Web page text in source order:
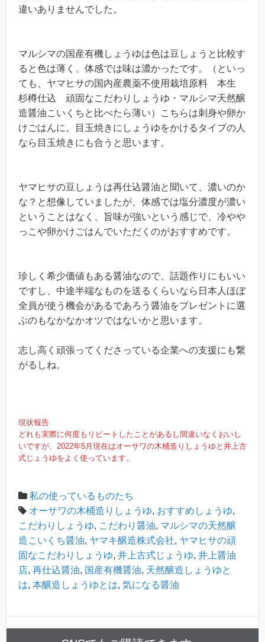
違いありませんでした。
マルシマの国産有機しょうゆは色は豆しょうと比較す
ると色は薄く、体感では味は濃かったです。（といっ
ても、ヤマヒサの国内産農薬不使用栽培原料 本生
杉樽仕込 頑固なこだわりしょうゆ・マルシマ天然醸
造醤油こいくちと比べたら薄い）こちらは刺身や卵か
けごはんに。目玉焼きにしょうゆをかけるタイプの人
なら目玉焼きにも合うと思います。
ヤマヒサの豆しょうは再仕込醤油と聞いて、濃いのか
な？と想像していましたが、体感では塩分濃度が濃い
ということはなく、旨味が強いという感じで、冷やや
っこや卵かけごはんでいただくのがおすすめです。
珍しく希少価値もある醤油なので、話題作りにもいい
ですし、中途半端なものを送るくらいなら日本人ほぼ
全員が使う機会があるであろう醤油をプレゼントに選
ぶのもなかなかオツではないかと思います。
志し高く頑張ってくださっている企業への支援にも繋
がるしね。
現状報告
どれも実際に何度もリピートしたことがあるし間違いなくおいし
いですが、2022年5月現在はオーサワの木桶造りしょうゆと井上古
式じょうゆをよく使っています。
私の使っているものたち
オーサワの木桶造りしょうゆ, おすすめしょうゆ,
こだわりしょうゆ, こだわり醤油, マルシマの天然醸
造こいくち醤油, ヤマキ醸造株式会社, ヤマヒサの頑
固なこだわりしょうゆ, 井上古式じょうゆ, 井上醤油
店, 再仕込醤油, 国産有機醤油, 天然醸造しょうゆと
は, 本醸造しょうゆとは, 気になる醤油